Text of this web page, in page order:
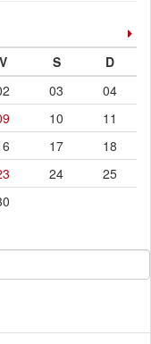
V S
D
03
04
10
11
17
18
24
25